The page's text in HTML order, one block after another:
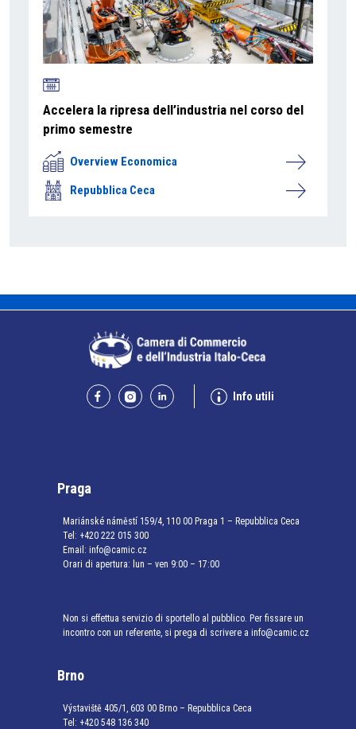
Accelera la ripresa dell’industria nel corso del
primo semestre
Overview Economica
Repubblica Ceca
Info utili
Praga
Mariánské náměstí 159/4, 110 00 Praga 1 – Repubblica Ceca
Tel: +420 222 015 300
Email: info@camic.cz
Orari di apertura: lun – ven 9:00 – 17:00
Non si effettua servizio di sportello al pubblico. Per fissare un
incontro con un referente, si prega di scrivere a info@camic.cz
Brno
Výstaviště 405/1, 603 00 Brno – Repubblica Ceca
Tel: +420 548 136 340